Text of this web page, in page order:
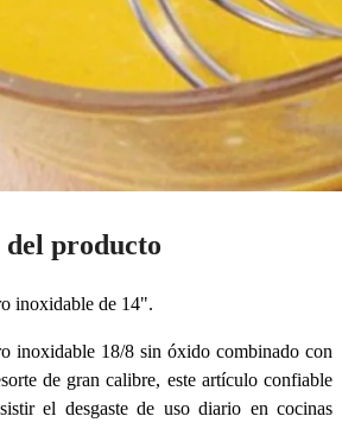
producto
inoxidable de 14".
inoxidable 18/8 sin óxido combinado con
de gran calibre, este artículo confiable
el desgaste de uso diario en cocinas